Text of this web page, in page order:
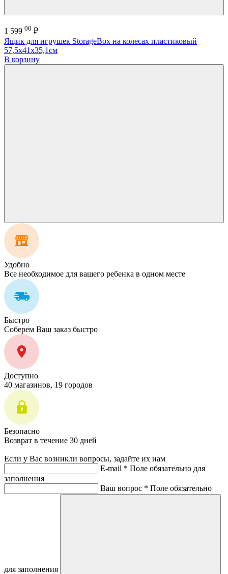
1 599 00 ₽
Ящик для игрушек StorageBox на колесах пластиковый
57,5х41х35,1см
В корзину
Удобно
Все необходимое для вашего ребенка в одном месте
Быстро
Соберем Ваш заказ быстро
Доступно
40 магазинов, 19 городов
Безопасно
Возврат в течение 30 дней
Если у Вас возникли вопросы, задайте их нам
E-mail * Поле обязательно для
заполнения
Ваш вопрос * Поле обязательно
для заполнения